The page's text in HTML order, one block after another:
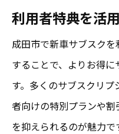
利用者特典を活
成田市で新車サブスク
することで、よりお得
す。多くのサブスクリ
者向けの特別プランや
を抑えられるのが魅力